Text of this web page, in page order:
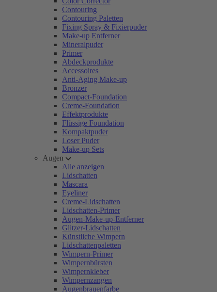
Contouring
Contouring Paletten
Fixing Spray & Fixierpuder
Make-up Entferner
Mineralpuder
Primer
Abdeckprodukte
Accessoires
Anti-Aging Make-up
Bronzer
Compact-Foundation
Creme-Foundation
Effektprodukte
Flüssige Foundation
Kompaktpuder
Loser Puder
Make-up Sets
Augen
Alle anzeigen
Lidschatten
Mascara
Eyeliner
Creme-Lidschatten
Lidschatten-Primer
Augen-Make-up-Entferner
Glitzer-Lidschatten
Künstliche Wimpern
Lidschattenpaletten
Wimpern-Primer
Wimpernbürsten
Wimpernkleber
Wimpernzangen
Augenbrauenfarbe